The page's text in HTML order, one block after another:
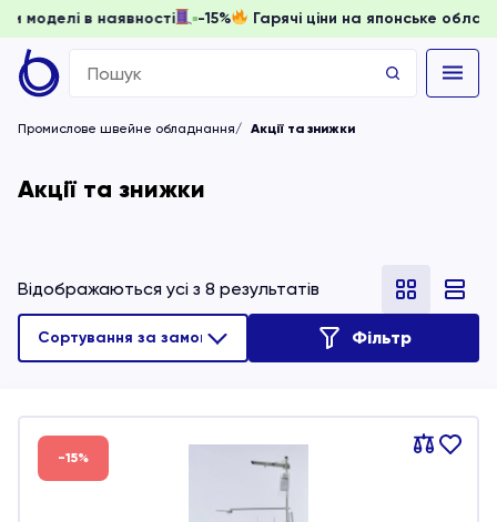
доки моделі в наявності -15% Гарячі ціни на японське
Search
for:
Промислове швейне обладнання Акції та знижки
Акції та знижки
Відображаються усі з 8 результатів
Фільтр
Порівняти
В
-15%